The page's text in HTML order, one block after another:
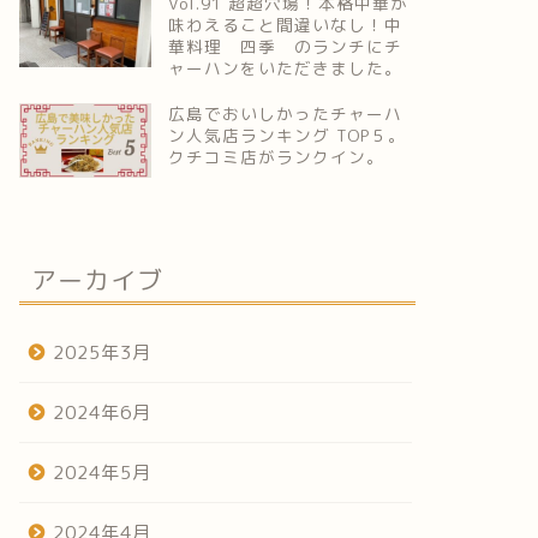
味わえること間違いなし！中
華料理 四季 のランチにチ
ャーハンをいただきました。
広島でおいしかったチャーハ
ン人気店ランキング TOP５。
クチコミ店がランクイン。
アーカイブ
2025年3月
2024年6月
2024年5月
2024年4月